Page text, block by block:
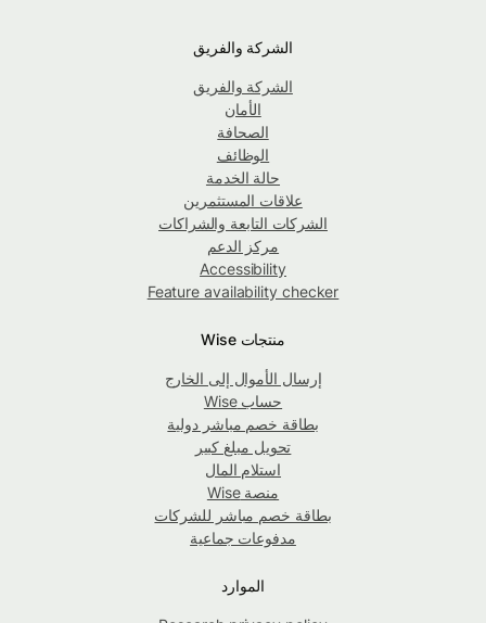
الشركة والفريق
الشركة والفريق
الأمان
الصحافة
الوظائف
حالة الخدمة
علاقات المستثمرين
الشركات التابعة والشراكات
مركز الدعم
Accessibility
Feature availability checker
منتجات Wise
إرسال الأموال إلى الخارج
حساب Wise
بطاقة خصم مباشر دولية
تحويل مبلغ كبير
استلام المال
منصة Wise
بطاقة خصم مباشر للشركات
مدفوعات جماعية
الموارد